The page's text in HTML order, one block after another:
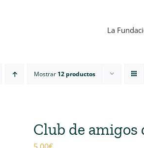
La
Mostrar 12 productos
Club de